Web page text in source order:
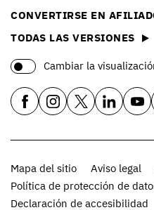
CONVERTIRSE EN
TODAS LAS VERSIONES
Cambiar la
Mapa del sitio Aviso legal
Política de protección de
Declaración de accesibilidad